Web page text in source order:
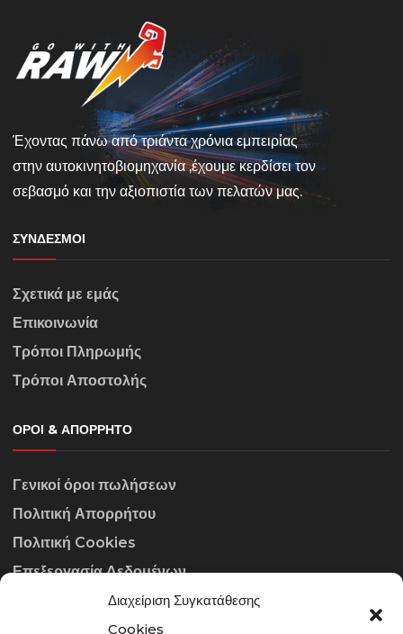
Διαχείριση Συγκατάθεσης
Cookies
Έχοντας πάνω από τριάντα χρόνια εμπειρίας
στην αυτοκινητοβιομηχανία ,έχουμε κερδίσει τον
σεβασμό και την αξιοπιστία των πελατών μας.
ΣΎΝΔΕΣΜΟΙ
Σχετικά με εμάς
Επικοινωνία
Τρόποι Πληρωμής
Τρόποι Αποστολής
ΌΡΟΙ & ΑΠΌΡΡΗΤΟ
Γενικοί όροι πωλήσεων
Πολιτική Απορρήτου
Πολιτική Cookies
Επεξεργασία Δεδομένων
ΣΤΟΙΧΕΊΑ ΕΠΙΚΟΙΝΩΝΊΑΣ